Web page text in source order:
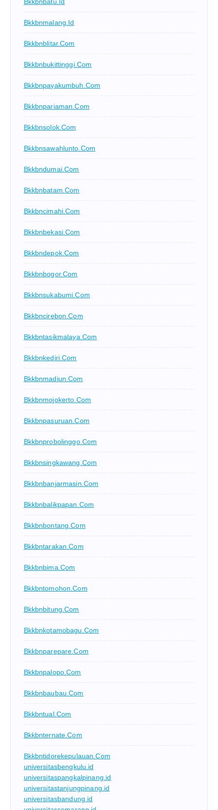
Bkkbnmalang.id
Bkkbnblitar.com
Bkkbnbukittinggi.com
Bkkbnpayakumbuh.com
Bkkbnpariaman.com
Bkkbnsolok.com
Bkkbnsawahlunto.com
Bkkbndumai.com
Bkkbnbatam.com
Bkkbncimahi.com
Bkkbnbekasi.com
Bkkbndepok.com
Bkkbnbogor.com
Bkkbnsukabumi.com
Bkkbncirebon.com
Bkkbntasikmalaya.com
Bkkbnkediri.com
Bkkbnmadiun.com
Bkkbnmojokerto.com
Bkkbnpasuruan.com
Bkkbnprobolinggo.com
Bkkbnsingkawang.com
Bkkbnbanjarmasin.com
Bkkbnbalikpapan.com
Bkkbnbontang.com
Bkkbntarakan.com
Bkkbnbima.com
Bkkbntomohon.com
Bkkbnbitung.com
Bkkbnkotamobagu.com
Bkkbnparepare.com
Bkkbnpalopo.com
Bkkbnbaubau.com
Bkkbntual.com
Bkkbnternate.com
Bkkbntidorekepulauan.com
universitasbengkulu.id
universitaspangkalpinang.id
universitastanjungpinang.id
universitasbandung.id